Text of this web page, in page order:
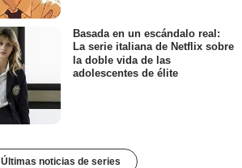
Basada en un escándalo real:
La serie italiana de Netflix sobre
la doble vida de las
adolescentes de élite
Últimas noticias de series